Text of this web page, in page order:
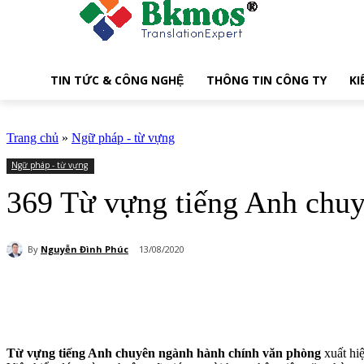
TIN TỨC & CÔNG NGHỆ THÔNG TIN CÔNG TY
Trang chủ » Ngữ pháp - từ vựng
Ngữ pháp - từ vựng
369 Từ vựng tiếng Anh
By Nguyễn Đình Phúc 13/08/2020
Từ vựng tiếng Anh chuyên ngành hành chính văn phòng xuất